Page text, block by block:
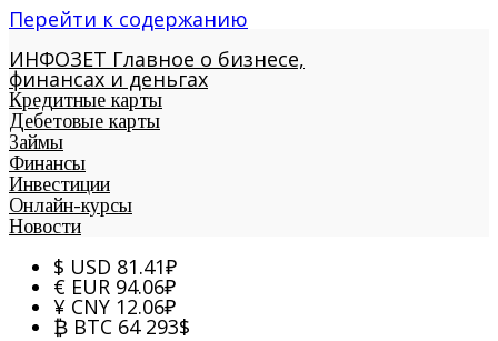
Перейти к содержанию
ИНФОЗЕТ Главное о бизнесе,
финансах и деньгах
Кредитные карты
Дебетовые карты
Займы
Финансы
Инвестиции
Онлайн-курсы
Новости
$ USD 81.41₽
€ EUR 94.06₽
¥ CNY 12.06₽
₿ BTC 64 293$